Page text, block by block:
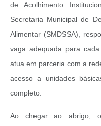
de Acolhimento
Secretaria Municipal de
Alimentar (SMDSSA),
vaga adequada para
atua em parceria com a
acesso a unidades
completo.
Ao chegar ao abrigo,